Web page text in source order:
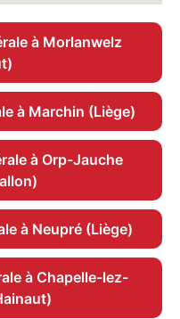
à Morlanwelz
à Marchin (Liège)
à Orp-Jauche
à Neupré (Liège)
à Chapelle-lez-